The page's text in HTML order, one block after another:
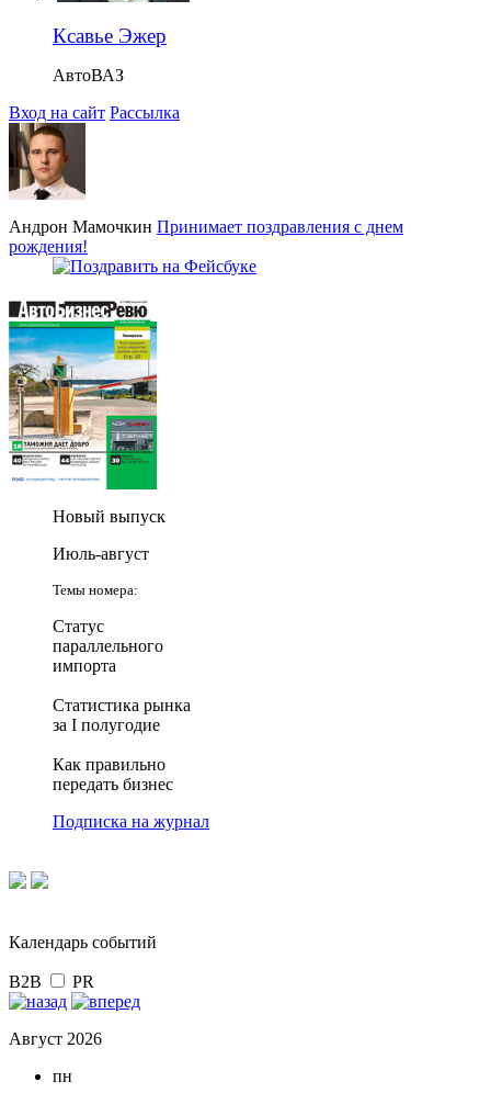
Ксавье Эжер
АвтоВАЗ
Вход на сайт Рассылка
Андрон Мамочкин Принимает поздравления с днем
рождения!
Новый выпуск
Июль-август
Темы номера:
Статус
параллельного
импорта
Статистика рынка
за I полугодие
Как правильно
передать бизнес
Подписка на журнал
Календарь событий
B2B PR
Август 2026
пн